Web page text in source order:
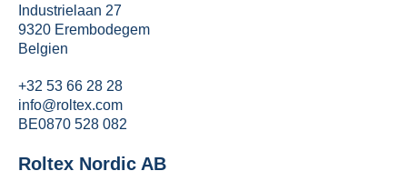
Industrielaan 27
9320 Erembodegem
Belgien
+32 53 66 28 28
info@roltex.com
BE0870 528 082
Roltex Nordic AB